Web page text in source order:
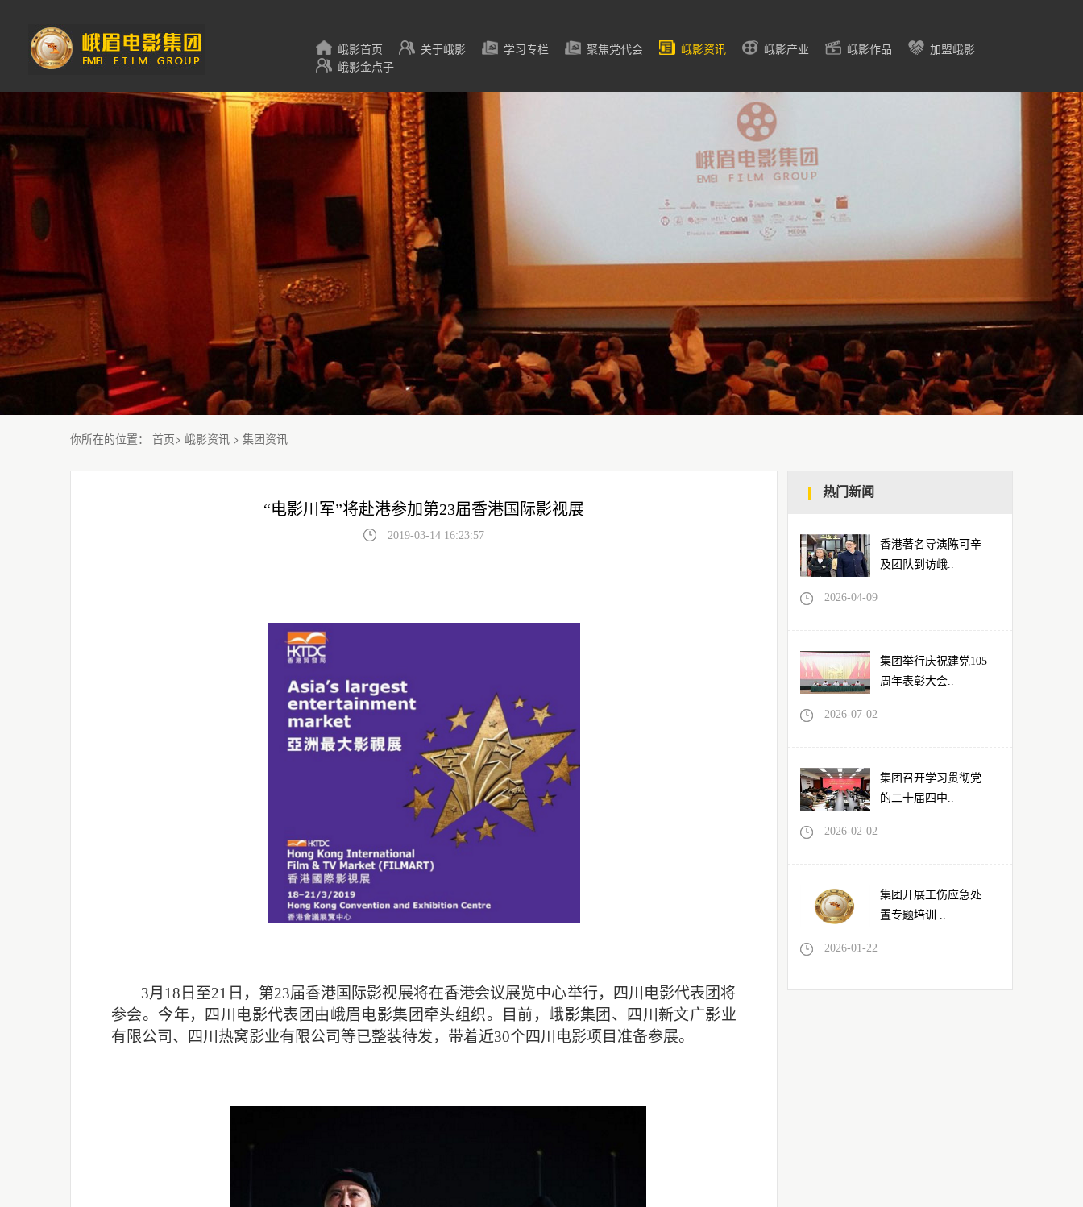
峨影首页 关于峨影 学习专栏 聚焦党代会 峨影资讯 峨影产业 峨影作品
加盟峨影
峨影金点子
你所在的位置： 首页> 峨影资讯 > 集团资讯
热门新闻
香港著名导演陈可辛
及团队到访峨..
2026-04-09
集团举行庆祝建党105
周年表彰大会..
2026-07-02
集团召开学习贯彻党
的二十届四中..
2026-02-02
集团开展工伤应急处
置专题培训 ..
2026-01-22
“电影川军”将赴港参加第23届香港国际影视展
2019-03-14 16:23:57
3月18日至21日，第23届香港国际影视展将在香港会议展览中心举行，四川电影代表团将
参会。今年，四川电影代表团由峨眉电影集团牵头组织。目前，峨影集团、四川新文广影业
有限公司、四川热窝影业有限公司等已整装待发，带着近30个四川电影项目准备参展。